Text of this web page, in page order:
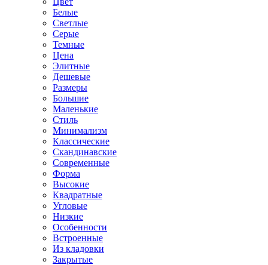
Белые
Светлые
Серые
Темные
Цена
Элитные
Дешевые
Размеры
Большие
Маленькие
Стиль
Минимализм
Классические
Скандинавские
Современные
Форма
Высокие
Квадратные
Угловые
Низкие
Особенности
Встроенные
Из кладовки
Закрытые